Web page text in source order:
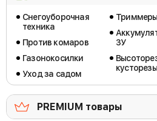
Снегоуборочная
техника
Против комаров
Газонокосилки
Уход за садом
Триммеры
ЗУ
кусторезы
PREMIUM товары